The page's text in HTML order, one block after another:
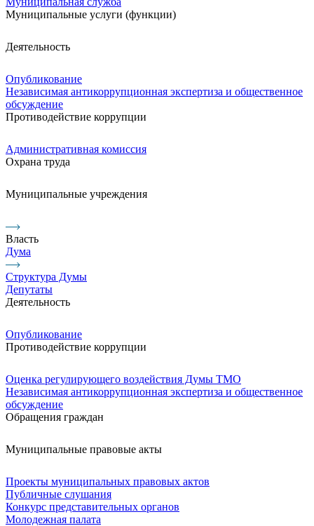
Муниципальные услуги (функции)
Деятельность
Опубликование
Независимая антикоррупционная экспертиза и общественное
обсуждение
Противодействие коррупции
Административная комиссия
Охрана труда
Муниципальные учреждения
Власть
Дума
Структура Думы
Депутаты
Деятельность
Опубликование
Противодействие коррупции
Оценка регулирующего воздействия Думы ТМО
Независимая антикоррупционная экспертиза и общественное
обсуждение
Обращения граждан
Муниципальные правовые акты
Проекты муниципальных правовых актов
Публичные слушания
Конкурс представительных органов
Молодежная палата